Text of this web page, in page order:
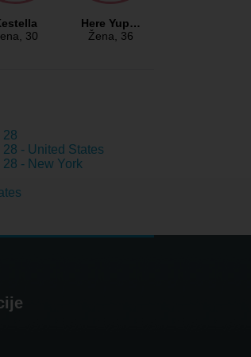
, 30
Here Yup…
Žena, 36
28
- United States
- New York